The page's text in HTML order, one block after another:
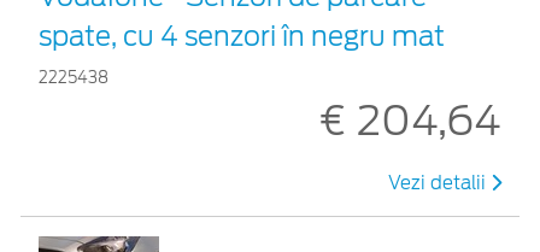
spate, cu 4 senzori în negru mat
2225438
€ 204,64
Vezi detalii